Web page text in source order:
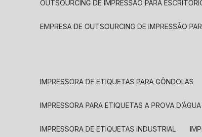
OUTSOURCING DE IMPRESSÃO PARA
EMPRESA DE OUTSOURCING DE IMPRESSÃO
IMPRESSORA DE ETIQUETAS PARA GÔNDOLAS
IMPRESSORA PARA ETIQUETAS A PROVA D’ÁGUA
IMPRESSORA DE ETIQUETAS INDUSTRIAL